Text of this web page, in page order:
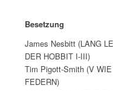
Besetzung
James Nesbitt (LANG
DER HOBBIT I-III)
Tim Pigott-Smith (V
FEDERN)